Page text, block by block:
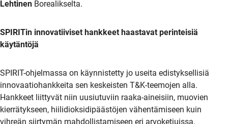
Lehtinen Borealikselta.
SPIRITin innovatiiviset hankkeet haastavat perinteisiä
käytäntöjä
SPIRIT-ohjelmassa on käynnistetty jo useita edistyksellisiä
innovaatiohankkeita sen keskeisten T&K-teemojen alla.
Hankkeet liittyvät niin uusiutuviin raaka-aineisiin, muovien
kierrätykseen, hiilidioksidipäästöjen vähentämiseen kuin
vihreän siirtymän mahdollistamiseen eri arvoketjuissa.